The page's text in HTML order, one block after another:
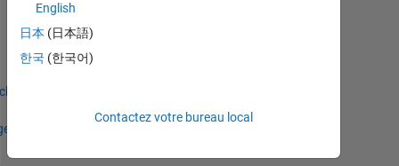
No
Badges
English
日本 (日本語)
한국 (한국어)
Contactez votre bureau local